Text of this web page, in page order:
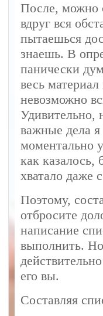
После, можно
вдруг вся
пытаешься
знаешь. В
панически
весь
невозможно
Удивительно,
важные дела я
моментально
как
хватало даже
Поэтому,
отбросите
написание
выполнить.
его вы.
Составляя